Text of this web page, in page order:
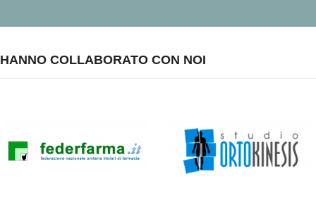
HANNO COLLABORATO CON NOI